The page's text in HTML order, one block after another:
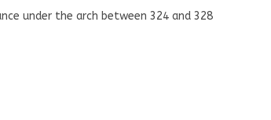
under the arch between 324 and 328